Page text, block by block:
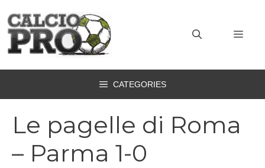
contenuto
CATEGORIES
Le pagelle di Roma
– Parma 1-0